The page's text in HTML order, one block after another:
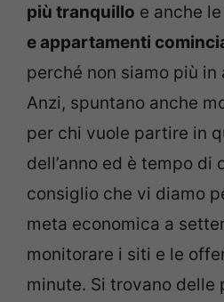
più tranquillo e anche
e appartamenti
perché non siamo più in
Anzi, spuntano anche
per chi vuole partire in
dell’anno ed è tempo di
consiglio che vi diamo
meta economica a
monitorare i siti e le
minute. Si trovano delle